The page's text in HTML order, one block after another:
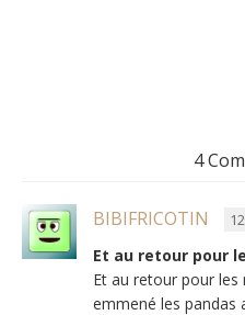
4
BIBIFRICOTIN
Et au retour pour
Et au retour pour les
emmené les pandas